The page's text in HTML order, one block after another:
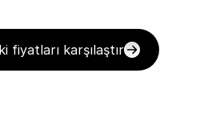
fiyatları karşılaştır